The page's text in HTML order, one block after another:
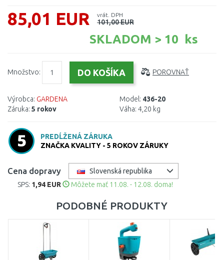
85,01 EUR vrát. DPH
101,00 EUR
SKLADOM > 10 ks
Množstvo: POROVNAŤ
Výrobca: GARDENA
Záruka: 5 rokov
Model: 436-20
Váha: 4,20 kg
PREDĹŽENÁ ZÁRUKA
ZNAČKA KVALITY - 5 ROKOV ZÁRUKY
Cena dopravy
Slovenská republika
SPS: 1,94 EUR Môžete mať 11.08. - 12.08. doma!
PODOBNÉ PRODUKTY